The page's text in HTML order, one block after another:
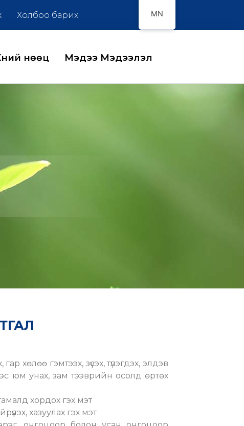
Холбоо барих
нөөц Мэдээ Мэдээлэл
хөлөө гэмтээх, зүсэх, түлэгдэх, элдэв
юм унах, зам тээврийн осолд өртөх
хордох гэх мэт
хазуулах гэх мэт
MN